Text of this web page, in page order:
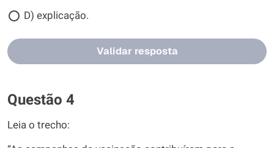
D) explicação.
Validar resposta
Questão 4
Leia o trecho: